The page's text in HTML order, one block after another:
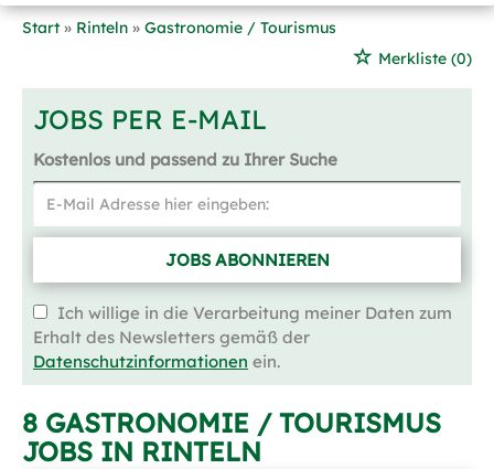
Start
Rinteln
Gastronomie / Tourismus
Merkliste (0)
JOBS PER E-MAIL
Kostenlos und passend zu Ihrer Suche
JOBS ABONNIEREN
Ich willige in die Verarbeitung meiner Daten zum
Erhalt des Newsletters gemäß der
Datenschutzinformationen ein.
8 GASTRONOMIE / TOURISMUS
JOBS IN RINTELN